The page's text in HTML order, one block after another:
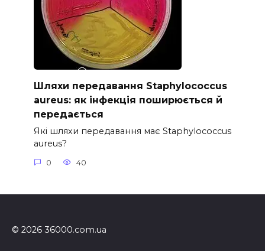
Шляхи передавання Staphylococcus
aureus: як інфекція поширюється й
передається
Які шляхи передавання має Staphylococcus
aureus?
0 40
© 2026 36000.com.ua